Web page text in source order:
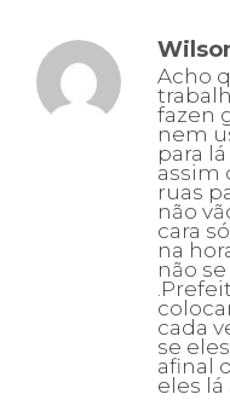
Acho
fazen
nem
para
assim
ruas
não
cara
na
não
cada
se
afinal
eles lá